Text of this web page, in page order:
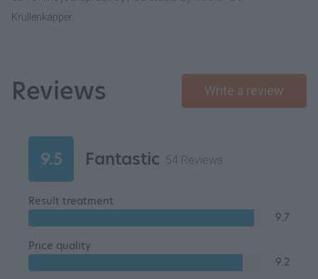
Krullenkapper.
Reviews Write a review
9.5 Fantastic 54 Reviews
Result treatment
9.7
Price quality
9.2